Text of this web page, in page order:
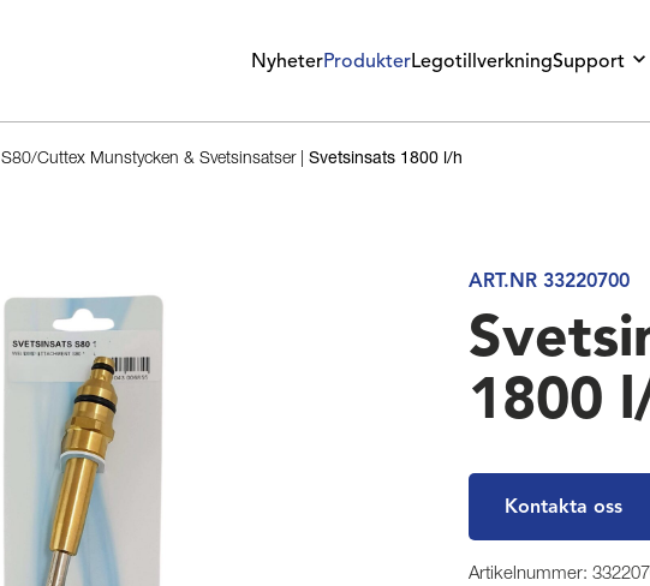
NyheterProdukterLegotillverkningSupport
S80/Cuttex Munstycken & Svetsinsatser| Svetsinsats 1800 l/h
ART.NR 33220700
1800
Kontakta oss
Artikelnummer: